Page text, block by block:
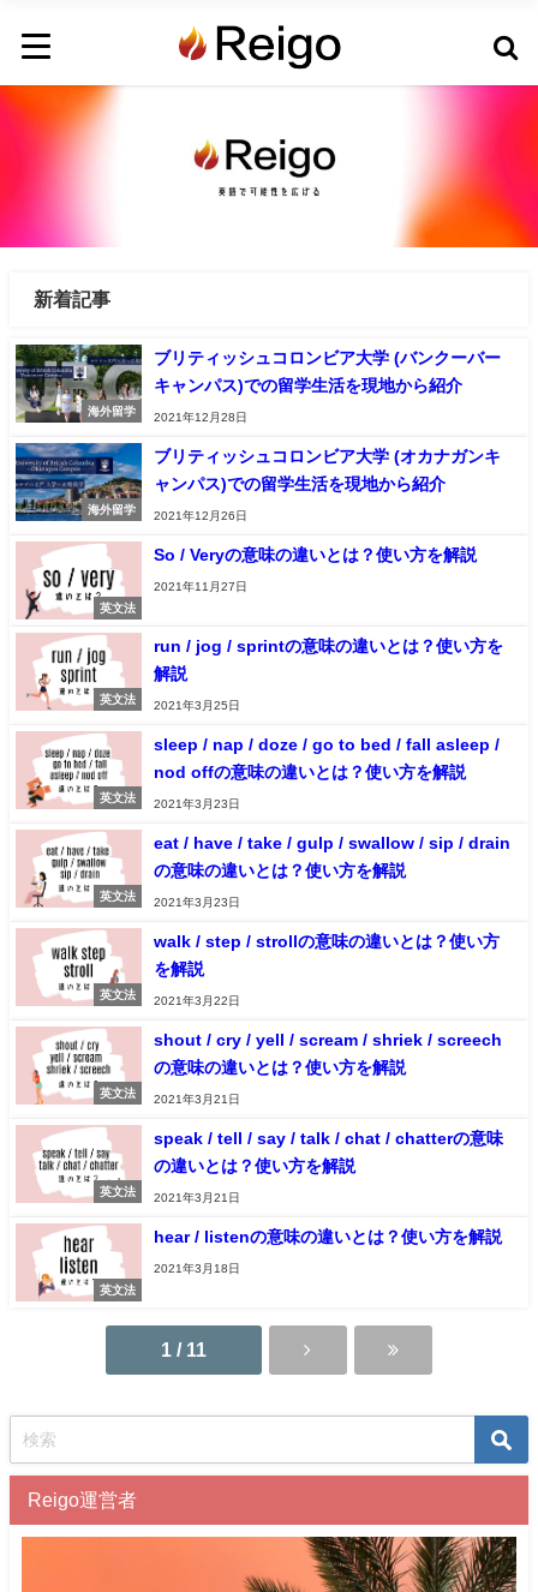
新着記事
海外留学
ブリティッシュコロンビア大学 (バンクーバー
キャンパス)での留学生活を現地から紹介
2021年12月28日
海外留学
ブリティッシュコロンビア大学 (オカナガンキ
ャンパス)での留学生活を現地から紹介
2021年12月26日
英文法
So / Veryの意味の違いとは？使い方を解説
2021年11月27日
英文法
run / jog / sprintの意味の違いとは？使い方を
解説
2021年3月25日
英文法
sleep / nap / doze / go to bed / fall asleep /
nod offの意味の違いとは？使い方を解説
2021年3月23日
英文法
eat / have / take / gulp / swallow / sip / drain
の意味の違いとは？使い方を解説
2021年3月23日
英文法
walk / step / strollの意味の違いとは？使い方
を解説
2021年3月22日
英文法
shout / cry / yell / scream / shriek / screech
の意味の違いとは？使い方を解説
2021年3月21日
英文法
speak / tell / say / talk / chat / chatterの意味
の違いとは？使い方を解説
2021年3月21日
英文法
hear / listenの意味の違いとは？使い方を解説
2021年3月18日
1 / 11
Reigo運営者